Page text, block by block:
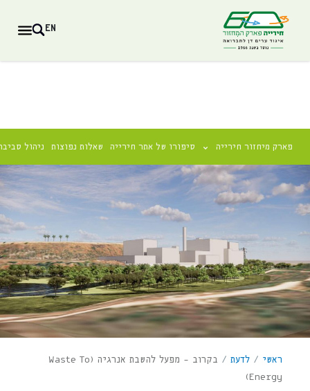
EN
פארק מיחזור חירייה סיפורו של אתר חירייה שאלות נפוצות ניהול
ראשי /לדעת /
בקרוב – מפעל להשבת אנרגיה (Waste To
Energy)